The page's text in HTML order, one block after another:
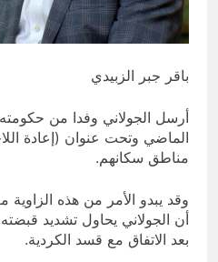
باقر جبر الزبيدي
أرسل الجولاني وفدا من
الماضي وتحت عنوان (إعادة
مناطق سكانهم.
وقد يبدو الأمر من هذه الزاوية
أن الجولاني يحاول تشديد
بعد الاتفاق مع قسد الكردية.